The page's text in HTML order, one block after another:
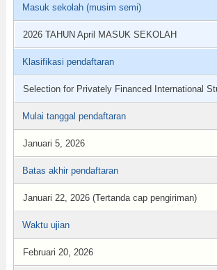
Masuk sekolah (musim semi)
2026 TAHUN April MASUK SEKOLAH
Klasifikasi pendaftaran
Selection for Privately Financed International
Mulai tanggal pendaftaran
Januari 5, 2026
Batas akhir pendaftaran
Januari 22, 2026 (Tertanda cap pengiriman)
Waktu ujian
Februari 20, 2026